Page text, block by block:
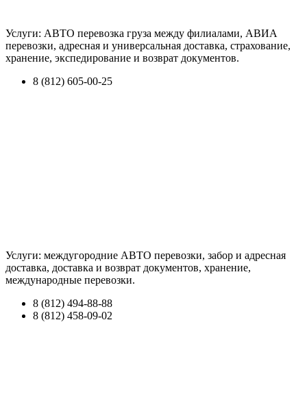
Услуги: АВТО перевозка груза между филиалами, АВИА
перевозки, адресная и универсальная доставка, страхование,
хранение, экспедирование и возврат документов.
8 (812) 605-00-25
Услуги: междугородние АВТО перевозки, забор и адресная
доставка, доставка и возврат документов, хранение,
международные перевозки.
8 (812) 494-88-88
8 (812) 458-09-02